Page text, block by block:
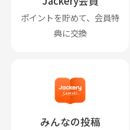
ポイントを貯めて、会員特
典に交換
みんなの投稿